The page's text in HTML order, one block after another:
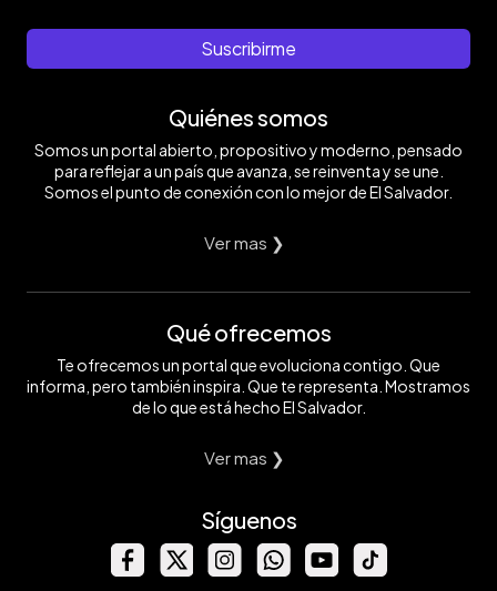
Suscribirme
Quiénes somos
Somos un portal abierto, propositivo y moderno, pensado
para reflejar a un país que avanza, se reinventa y se une.
Somos el punto de conexión con lo mejor de El Salvador.
Ver mas ❯
Qué ofrecemos
Te ofrecemos un portal que evoluciona contigo. Que
informa, pero también inspira. Que te representa. Mostramos
de lo que está hecho El Salvador.
Ver mas ❯
Síguenos